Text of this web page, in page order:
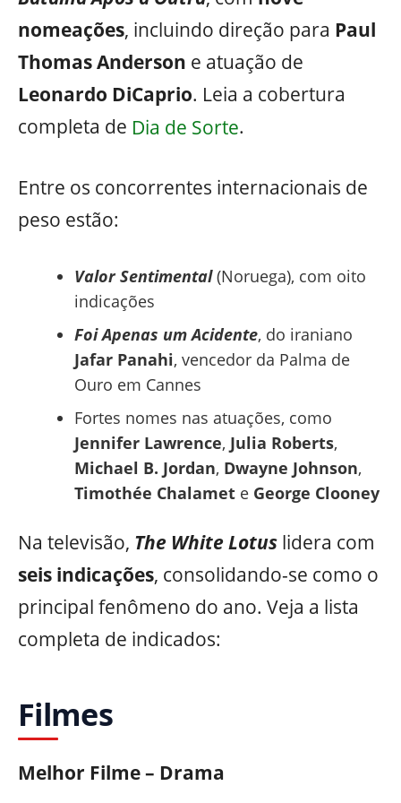
nomeações, incluindo direção para Paul
Thomas Anderson e atuação de
Leonardo DiCaprio. Leia a cobertura
completa de Dia de Sorte.
Entre os concorrentes internacionais de
peso estão:
Valor Sentimental(Noruega), com oito
indicações
Foi Apenas um Acidente, do iraniano
Jafar Panahi, vencedor da Palma de
Ouro em Cannes
Fortes nomes nas atuações, como
Jennifer Lawrence, Julia Roberts,
Michael B. Jordan, Dwayne Johnson,
Timothée Chalamete George Clooney
Na televisão, The White Lotus lidera com
seis indicações, consolidando-se como o
principal fenômeno do ano. Veja a lista
completa de indicados:
Filmes
Melhor Filme – Drama